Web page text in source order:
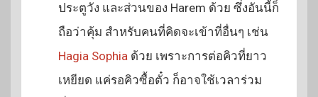
ประตูวัง และส่วนของ Harem ด้วย ซึ่งอันนี้ก็
ถือว่าคุ้ม สำหรับคนที่คิดจะเข้าที่อื่นๆ เช่น
Hagia Sophia ด้วย เพราะการต่อคิวที่ยาว
เหยียด แค่รอคิวซื้อตั๋ว ก็อาจใช้เวลาร่วม